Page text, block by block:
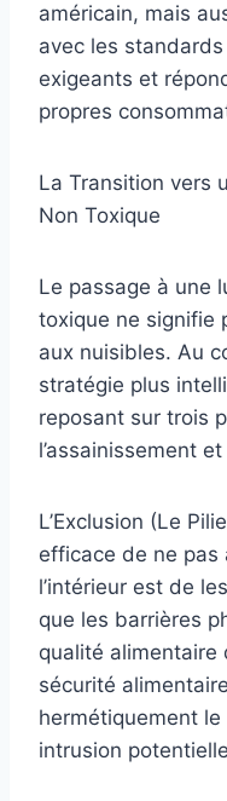
américain, mais
avec les
exigeants et
propres
La Transition vers
Non Toxique
Le passage à une
toxique ne signifie
aux nuisibles. Au
stratégie plus
reposant sur trois
l’assainissement
L’Exclusion (Le
efficace de ne pas
l’intérieur est de
que les barrières
qualité alimentaire
sécurité
hermétiquement
intrusion